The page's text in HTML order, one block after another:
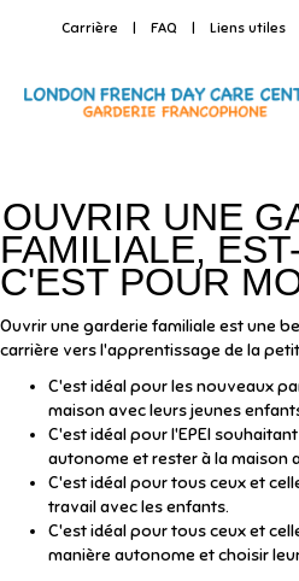
Carrière |FAQ |Liens utiles
Ouvrir un service de
l'Agence familiale
OUVRIR UNE
FAMILIALE,
C'EST POUR
Ouvrir une garderie familiale est une
carrière vers l'apprentissage de la
C'est idéal pour les nouveaux
maison avec leurs jeunes
C'est idéal pour l'EPEI
autonome et rester à la maison
C'est idéal pour tous ceux et
travail avec les enfants.
C'est idéal pour tous ceux et
manière autonome et choisir